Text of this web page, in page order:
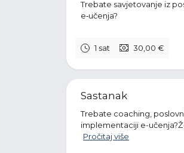
Trebate savjetovanje iz
e‑učenja?
1 sat 30,00 €
Sastanak
Trebate coaching,
implementaciji e-
Pročitaj više